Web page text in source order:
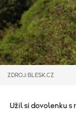
ZDROJ: BLESK.CZ
Užil si dovolenku s